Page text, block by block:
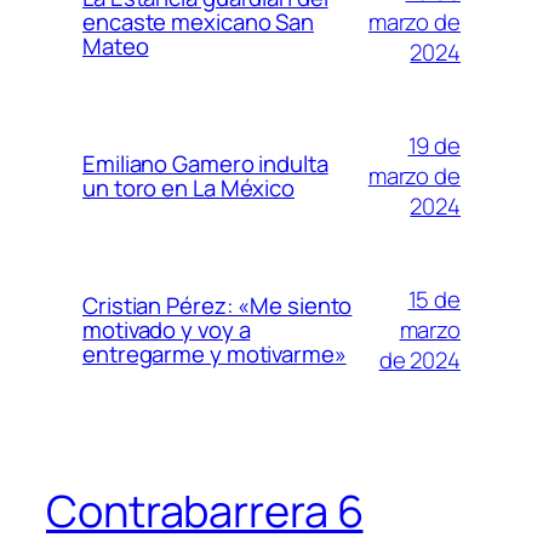
encaste mexicano San
Mateo
marzo de
2024
Emiliano Gamero indulta
un toro en La México
19 de
marzo de
2024
Cristian Pérez: «Me siento
motivado y voy a
entregarme y motivarme»
15 de
marzo
de 2024
Contrabarrera 6